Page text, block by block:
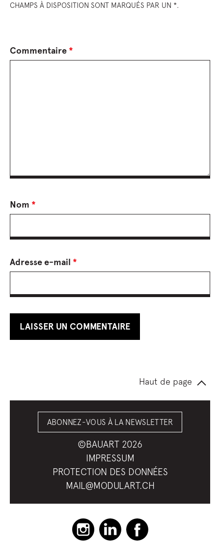
CHAMPS À DISPOSITION SONT MARQUÉS PAR UN *.
Nom *
Adresse e-mail *
Commentaire *
Haut de page
ABONNEZ-VOUS À LA NEWSLETTER
©BAUART 2026
IMPRESSUM
PROTECTION DES DONNÉES
MAIL@MODULART.CH